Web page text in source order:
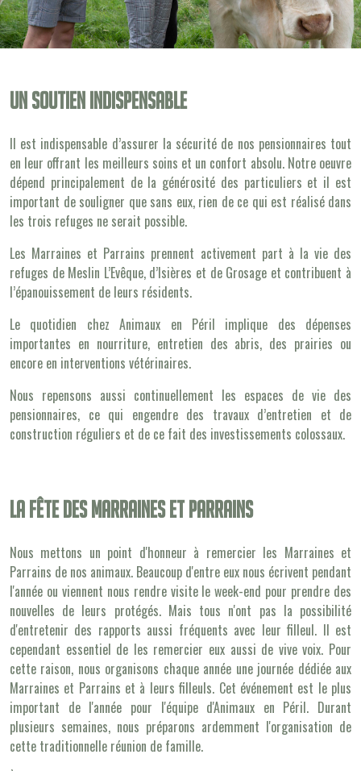
Un soutien indispensable
Il est indispensable d’assurer la sécurité de nos pensionnaires tout
en leur offrant les meilleurs soins et un confort absolu. Notre oeuvre
dépend principalement de la générosité des particuliers et il est
important de souligner que sans eux, rien de ce qui est réalisé dans
les trois refuges ne serait possible.
Les Marraines et Parrains prennent activement part à la vie des
refuges de Meslin L’Evêque, d’Isières et de Grosage et contribuent à
l’épanouissement de leurs résidents.
Le quotidien chez Animaux en Péril implique des dépenses
importantes en nourriture, entretien des abris, des prairies ou
encore en interventions vétérinaires.
Nous repensons aussi continuellement les espaces de vie des
pensionnaires, ce qui engendre des travaux d’entretien et de
construction réguliers et de ce fait des investissements colossaux.
La fête des marraines et parrains
Nous mettons un point d'honneur à remercier les Marraines et
Parrains de nos animaux. Beaucoup d'entre eux nous écrivent pendant
l'année ou viennent nous rendre visite le week-end pour prendre des
nouvelles de leurs protégés. Mais tous n'ont pas la possibilité
d'entretenir des rapports aussi fréquents avec leur filleul. Il est
cependant essentiel de les remercier eux aussi de vive voix. Pour
cette raison, nous organisons chaque année une journée dédiée aux
Marraines et Parrains et à leurs filleuls. Cet événement est le plus
important de l'année pour l'équipe d'Animaux en Péril. Durant
plusieurs semaines, nous préparons ardemment l'organisation de
cette traditionnelle réunion de famille.